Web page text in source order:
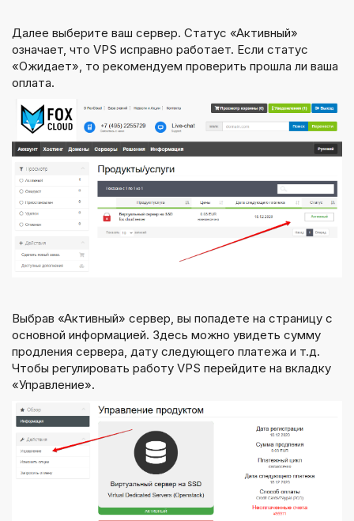
Далее выберите ваш сервер. Статус «Активный»
означает, что VPS исправно работает. Если статус
«Ожидает», то рекомендуем проверить прошла ли ваша
оплата.
Выбрав «Активный» сервер, вы попадете на страницу с
основной информацией. Здесь можно увидеть сумму
продления сервера, дату следующего платежа и т.д.
Чтобы регулировать работу VPS перейдите на вкладку
«Управление».